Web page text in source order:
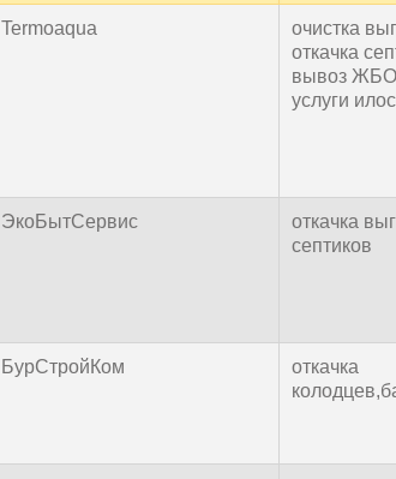
Termoaqua
очистка
откачка
вывоз
услуги
ЭкоБытСервис
откачка
септиков
БурСтройКом
откачка